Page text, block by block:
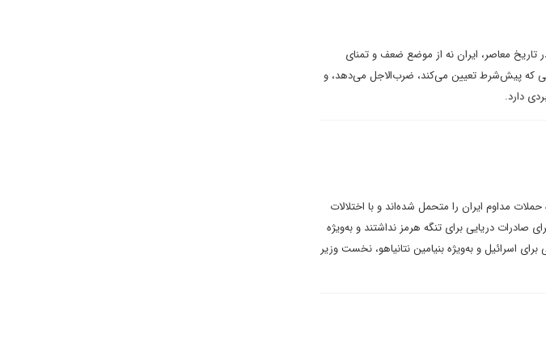
تاریخ معاصر، ایران نه از موضع ضعف و تمنای
که پیش‌شرط تعیین می‌کند، ضرب‌الاجل می‌دهد، و
دارد.
مداوم ایران را متحمل شده‌اند و با اختلالات
صادرات دریایی برای تنگه هرمز نداشتند و به‌ویژه
اسرائیل و به‌ویژه بنیامین نتانیاهو، نخست وزیر